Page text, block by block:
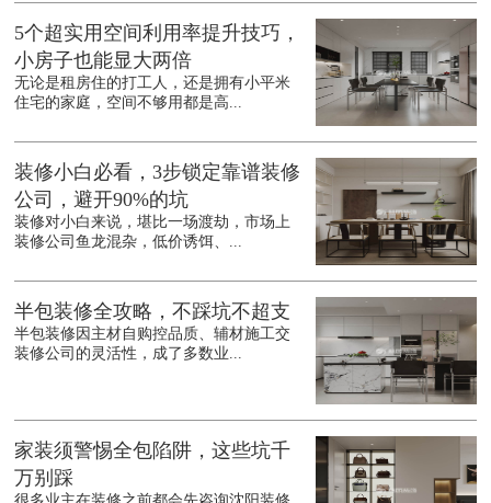
5个超实用空间利用率提升技巧，
小房子也能显大两倍
无论是租房住的打工人，还是拥有小平米
住宅的家庭，空间不够用都是高...
装修小白必看，3步锁定靠谱装修
公司，避开90%的坑
装修对小白来说，堪比一场渡劫，市场上
装修公司鱼龙混杂，低价诱饵、...
半包装修全攻略，不踩坑不超支
半包装修因主材自购控品质、辅材施工交
装修公司的灵活性，成了多数业...
家装须警惕全包陷阱，这些坑千
万别踩